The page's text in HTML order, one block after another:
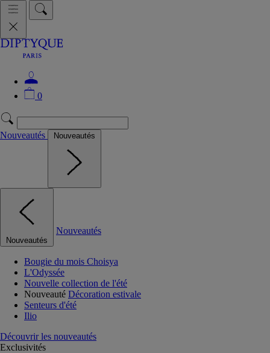
0
Nouveautés Nouveautés
Nouveautés
Nouveautés
Bougie du mois Choisya
L'Odyssée
Nouvelle collection de l'été
Nouveauté Décoration estivale
Senteurs d'été
Ilio
Découvrir les nouveautés
Exclusivités